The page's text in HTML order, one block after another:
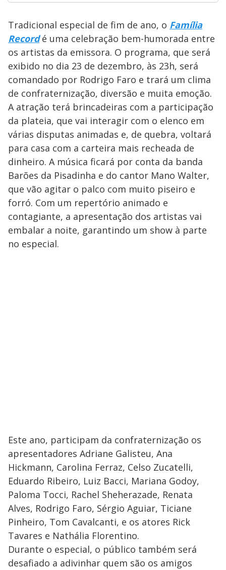
Tradicional especial de fim de ano, o Família
Recordé uma celebração bem-humorada entre
os artistas da emissora. O programa, que será
exibido no dia 23 de dezembro, às 23h, será
comandado por Rodrigo Faro e trará um clima
de confraternização, diversão e muita emoção.
A atração terá brincadeiras com a participação
da plateia, que vai interagir com o elenco em
várias disputas animadas e, de quebra, voltará
para casa com a carteira mais recheada de
dinheiro. A música ficará por conta da banda
Barões da Pisadinha e do cantor Mano Walter,
que vão agitar o palco com muito piseiro e
forró. Com um repertório animado e
contagiante, a apresentação dos artistas vai
embalar a noite, garantindo um show à parte
no especial.
Este ano, participam da confraternização os
apresentadores Adriane Galisteu, Ana
Hickmann, Carolina Ferraz, Celso Zucatelli,
Eduardo Ribeiro, Luiz Bacci, Mariana Godoy,
Paloma Tocci, Rachel Sheherazade, Renata
Alves, Rodrigo Faro, Sérgio Aguiar, Ticiane
Pinheiro, Tom Cavalcanti, e os atores Rick
Tavares e Nathália Florentino.
Durante o especial, o público também será
desafiado a adivinhar quem são os amigos